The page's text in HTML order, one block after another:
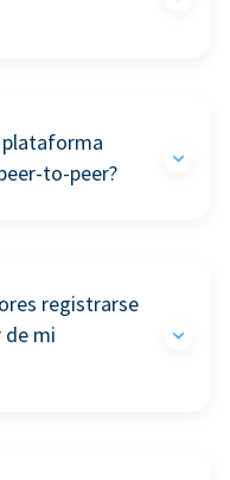
plataforma
to-peer?
registrarse
de mi